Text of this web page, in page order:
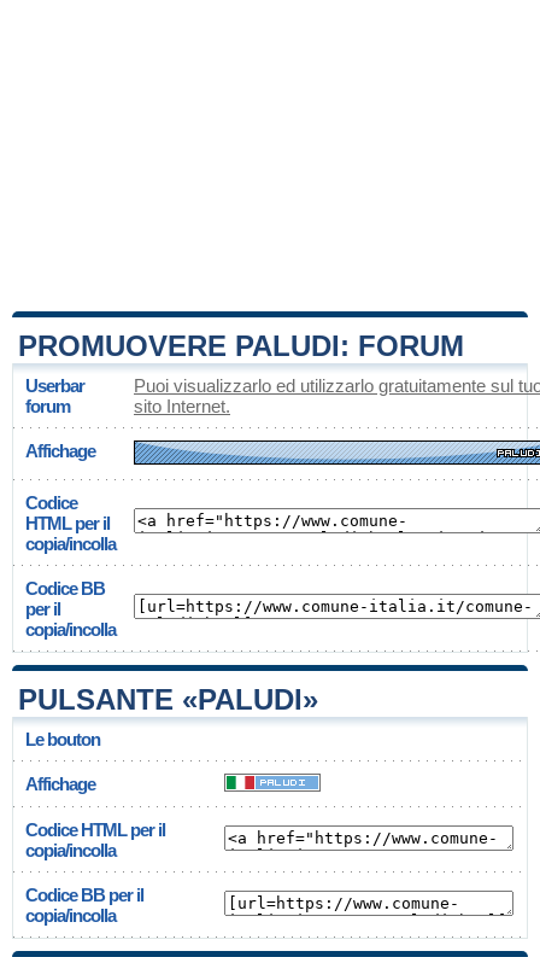
PROMUOVERE PALUDI: FORUM
Userbar
forum
Puoi visualizzarlo ed utilizzarlo gratuitamente sul
sito Internet.
Affichage
Codice
HTML per il
copia/incolla
Codice BB
per il
copia/incolla
PULSANTE «PALUDI»
Le bouton
Affichage
Codice HTML per il
copia/incolla
Codice BB per il
copia/incolla